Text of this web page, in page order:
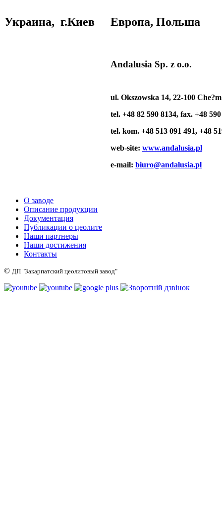
Украина, г.Киев Европа, Польша
Andalusia Sp. z o.o.
ul. Okszowska 14, 22-100
tel. +48 82 590 8134, fax. +48
tel. kom. +48 513 091 491, +48
web-site: www.andalusia.pl
e-mail: biuro@andalusia.pl
О заводе
Описание продукции
Документация
Публикации о цеолите
Наши партнеры
Наши достижения
Контакты
© ДП "Закарпатский цеолитовый завод"